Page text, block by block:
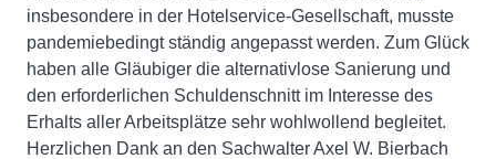
insbesondere in der Hotelservice-Gesellschaft, musste
pandemiebedingt ständig angepasst werden. Zum Glück
haben alle Gläubiger die alternativlose Sanierung und
den erforderlichen Schuldenschnitt im Interesse des
Erhalts aller Arbeitsplätze sehr wohlwollend begleitet.
Herzlichen Dank an den Sachwalter Axel W. Bierbach